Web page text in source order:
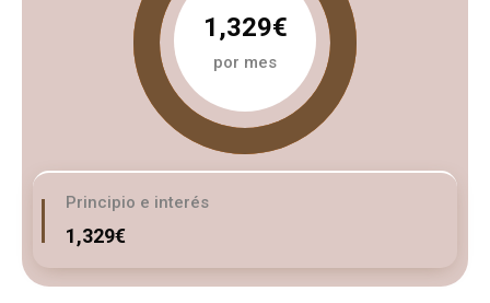
1,329€
por mes
Principio e interés
1,329€